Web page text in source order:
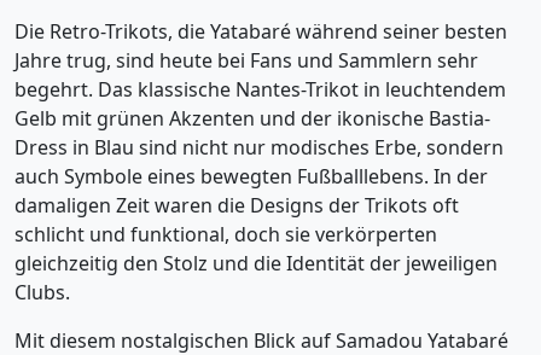
Die Retro-Trikots, die Yatabaré während seiner besten
Jahre trug, sind heute bei Fans und Sammlern sehr
begehrt. Das klassische Nantes-Trikot in leuchtendem
Gelb mit grünen Akzenten und der ikonische Bastia-
Dress in Blau sind nicht nur modisches Erbe, sondern
auch Symbole eines bewegten Fußballlebens. In der
damaligen Zeit waren die Designs der Trikots oft
schlicht und funktional, doch sie verkörperten
gleichzeitig den Stolz und die Identität der jeweiligen
Clubs.
Mit diesem nostalgischen Blick auf Samadou Yatabaré